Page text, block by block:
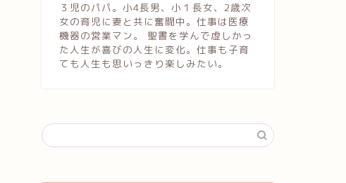
３児のパパ。小4長男、小１長女、2歳次
女の育児に妻と共に奮闘中。仕事は医療
機器の営業マン。 聖書を学んで虚しかっ
た人生が喜びの人生に変化。仕事も子育
ても人生も思いっきり楽しみたい。